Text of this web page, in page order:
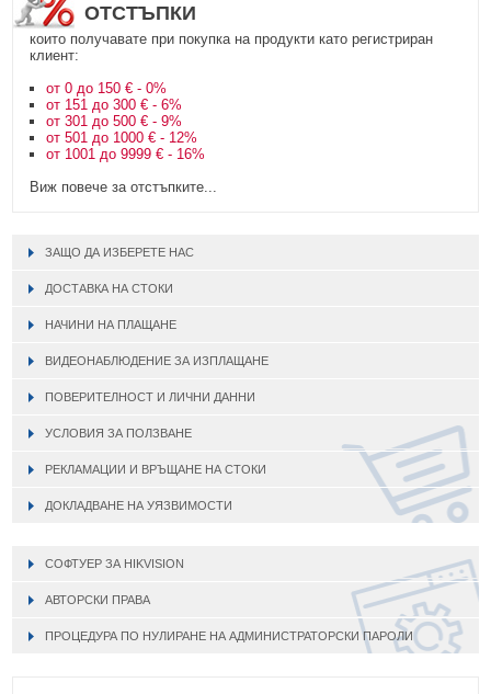
ОТСТЪПКИ
които получавате при покупка на продукти като регистриран
клиент:
от 0 до 150 € - 0%
от 151 до 300 € - 6%
от 301 до 500 € - 9%
от 501 до 1000 € - 12%
от 1001 до 9999 € - 16%
Виж повече за отстъпките...
ЗАЩО ДА ИЗБЕРЕТЕ НАС
ДОСТАВКА НА СТОКИ
НАЧИНИ НА ПЛАЩАНЕ
ВИДЕОНАБЛЮДЕНИЕ ЗА ИЗПЛАЩАНЕ
ПОВЕРИТЕЛНОСТ И ЛИЧНИ ДАННИ
УСЛОВИЯ ЗА ПОЛЗВАНЕ
РЕКЛАМАЦИИ И ВРЪЩАНЕ НА СТОКИ
ДОКЛАДВАНЕ НА УЯЗВИМОСТИ
СОФТУЕР ЗА HIKVISION
АВТОРСКИ ПРАВА
ПРОЦЕДУРА ПО НУЛИРАНЕ НА АДМИНИСТРАТОРСКИ ПАРОЛИ